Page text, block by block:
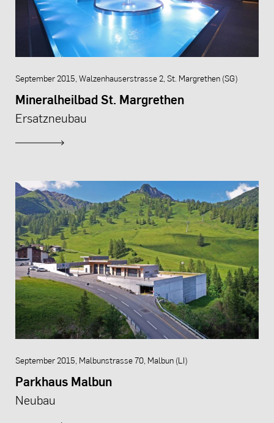
September 2015, Walzenhauserstrasse 2, St. Margrethen (SG)
Mineralheilbad St. Margrethen
Ersatzneubau
September 2015, Malbunstrasse 70, Malbun (LI)
Parkhaus Malbun
Neubau